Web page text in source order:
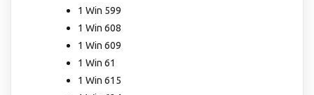
1 Win 599
1 Win 608
1 Win 609
1 Win 61
1 Win 615